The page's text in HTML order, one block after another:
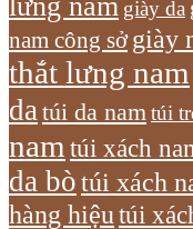
giày da
nam công sở giày
thắt lưng nam
datúi da namtúi
nam túi xách
da bòtúi xách
hàng hiệu túi